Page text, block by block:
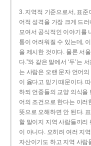
3. 지역적 기준으로서, 표준
어적 성격을 가장 크게 드
모여서 공식적인 이야기를
통이 어려워질 수 있는데,
을 제시한 것이다. 물론 서
다.”와 같은 말에서 ‘두’는
는 사람은 오랜 문자 언어의
이 옳다고 믿기 때문이다.
하되 언중들의 교양 의식을
어의 조건으로 한다는 이러
뜻으로 오해하면 안 된다.
할 말이지 지역 사람들끼리
이 아니다. 오히려 여러 지
자산이기도 하고 지역 사람